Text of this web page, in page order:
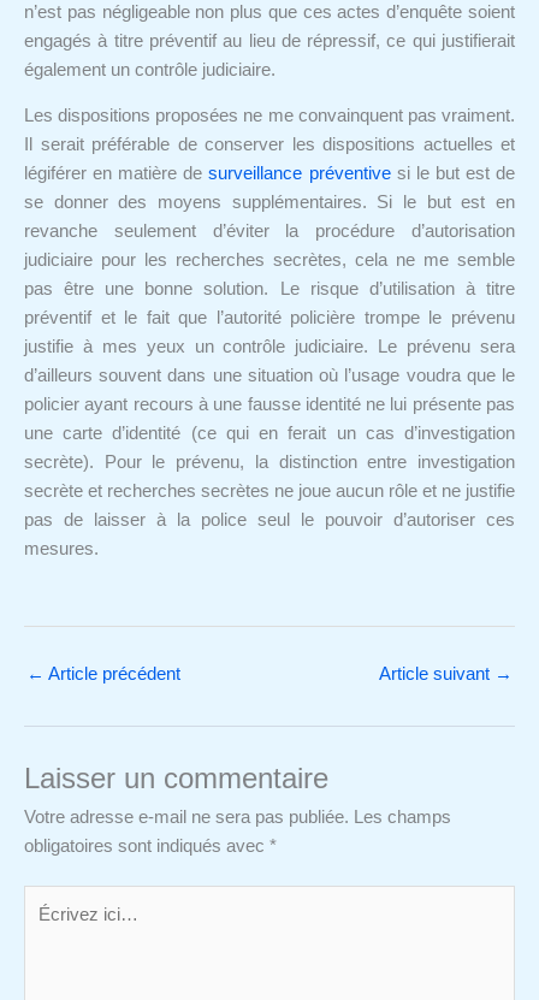
n’est pas négligeable non plus que ces actes d’enquête soient
engagés à titre préventif au lieu de répressif, ce qui justifierait
également un contrôle judiciaire.
Les dispositions proposées ne me convainquent pas vraiment.
Il serait préférable de conserver les dispositions actuelles et
légiférer en matière desurveillance préventivesi le but est de
se donner des moyens supplémentaires. Si le but est en
revanche seulement d’éviter la procédure d’autorisation
judiciaire pour les recherches secrètes, cela ne me semble
pas être une bonne solution. Le risque d’utilisation à titre
préventif et le fait que l’autorité policière trompe le prévenu
justifie à mes yeux un contrôle judiciaire. Le prévenu sera
d’ailleurs souvent dans une situation où l’usage voudra que le
policier ayant recours à une fausse identité ne lui présente pas
une carte d’identité (ce qui en ferait un cas d’investigation
secrète). Pour le prévenu, la distinction entre investigation
secrète et recherches secrètes ne joue aucun rôle et ne justifie
pas de laisser à la police seul le pouvoir d’autoriser ces
mesures.
← Article précédent Article suivant →
Laisser un commentaire
Votre adresse e-mail ne sera pas publiée.
Les champs
obligatoires sont indiqués avec *
Écrivez